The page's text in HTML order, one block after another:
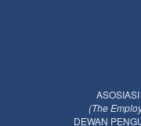
(The
DEWAN